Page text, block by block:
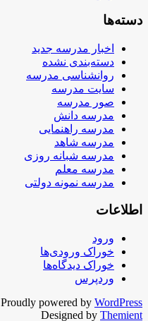
دسته‌ها
اخبار مدرسه جدید
دسته‌بندی نشده
روانشناسی مدرسه
سایت مدرسه
صور مدرسه
مدرسه دانش
مدرسه راهنمایی
مدرسه شاهد
مدرسه شبانه روزی
مدرسه معلم
مدرسه نمونه دولتی
اطلاعات
ورود
خوراک ورودی‌ها
خوراک دیدگاه‌ها
وردپرس
Proudly powered by WordPress
Designed by Themient